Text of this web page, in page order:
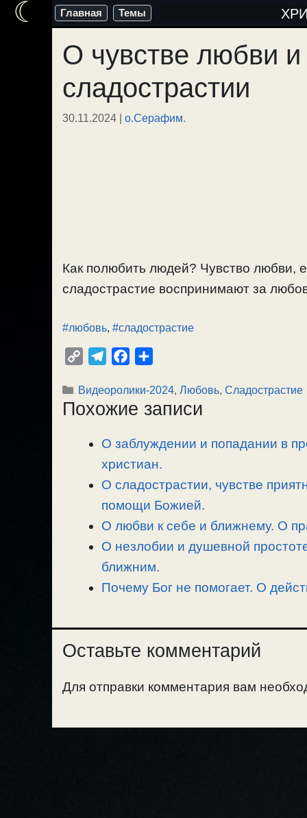
Перейти
содержимому
Главная Темы
О чувстве любви
сладострастии
30.11.2024 | о.Серафим.
Как полюбить людей? Чувство любви,
сладострастие воспринимают за
#любовь, #сладострастие
p
y
l
e
r
a
m
c
e
o
o
k
п
р
в
и
т
ь
Рубрики
Видеоролики-2024, Любовь, Сладострастие
Похожие записи
О заблуждении и попадании в
христиан.
О сладострастии, чувстве
помощи Божией.
О любви к себе и ближнему. О
О незлобии и душевной
ближним.
Почему Бог не помогает. О
Оставьте комментарий
Для отправки комментария вам
☾